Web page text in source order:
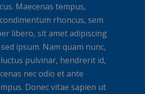
Maecenas tempus,
rhoncus, sem
libero, sit amet adipiscing
ipsum. Nam quam nunc,
pulvinar, hendrerit id,
nec odio et ante
Donec vitae sapien ut